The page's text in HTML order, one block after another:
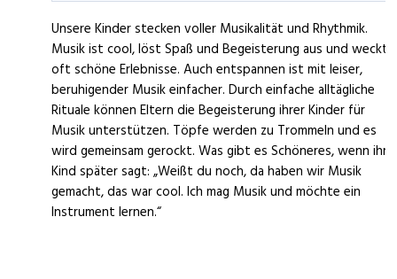
Unsere Kinder stecken voller Musikalität und Rhythmik.
Musik ist cool, löst Spaß und Begeisterung aus und weckt
oft schöne Erlebnisse. Auch entspannen ist mit leiser,
beruhigender Musik einfacher. Durch einfache alltägliche
Rituale können Eltern die Begeisterung ihrer Kinder für
Musik unterstützen. Töpfe werden zu Trommeln und es
wird gemeinsam gerockt. Was gibt es Schöneres, wenn ihr
Kind später sagt: „Weißt du noch, da haben wir Musik
gemacht, das war cool. Ich mag Musik und möchte ein
Instrument lernen.“